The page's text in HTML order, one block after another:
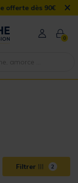
×
0
Filtrer 2